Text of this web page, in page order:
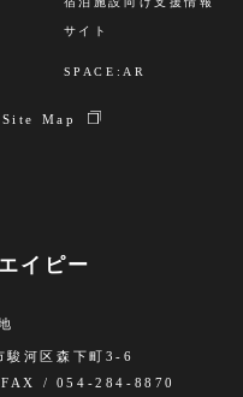
イピー
河区森下町3-6
/ 054-284-8870
サイト
SPACE:AR
Site Map